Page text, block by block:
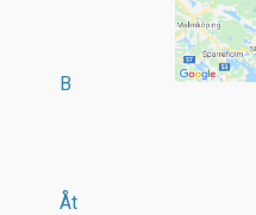
B
Åt